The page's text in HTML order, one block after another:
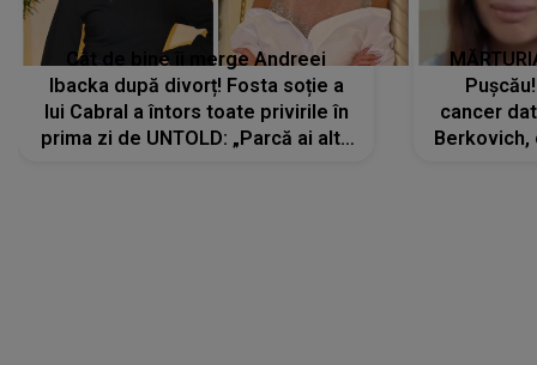
Cât de bine îi merge Andreei
Ibacka după divorț! Fosta soție a
lui Cabral a întors toate privirile în
prima zi de UNTOLD: „Parcă ai altă
cancer